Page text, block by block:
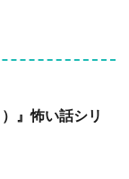
』怖い話シリ